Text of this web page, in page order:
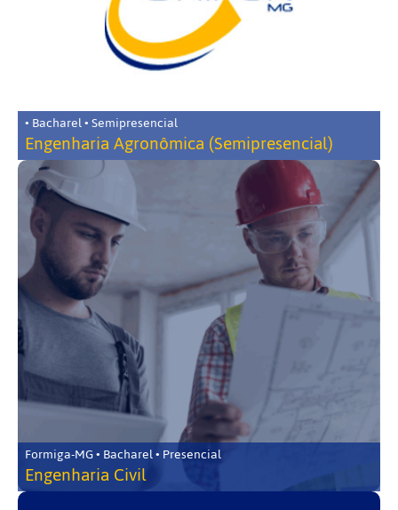
• Bacharel • Semipresencial
Engenharia Agronômica (Semipresencial)
Formiga-MG • Bacharel • Presencial
Engenharia Civil